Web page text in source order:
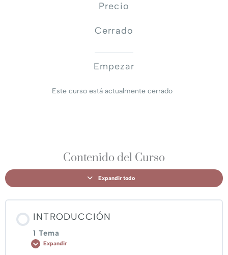
Precio
Cerrado
Empezar
Este curso está actualmente cerrado
Contenido del Curso
Expandir todo
INTRODUCCIÓN
1 Tema
Expandir